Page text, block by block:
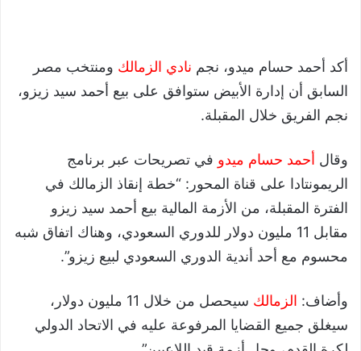
أكد أحمد حسام ميدو، نجم نادي الزمالك ومنتخب مصر
السابق أن إدارة الأبيض ستوافق على بيع أحمد سيد زيزو،
نجم الفريق خلال المقبلة.
وقال أحمد حسام ميدو في تصريحات عبر برنامج
الريمونتادا على قناة المحور: “خطة إنقاذ الزمالك في
الفترة المقبلة، من الأزمة المالية بيع أحمد سيد زيزو
مقابل 11 مليون دولار للدوري السعودي، وهناك اتفاق شبه
محسوم مع أحد أندية الدوري السعودي لبيع زيزو”.
وأضاف: الزمالك
سيحصل من خلال 11 مليون دولار،
سيغلق جميع القضايا المرفوعة عليه في الاتحاد الدولي